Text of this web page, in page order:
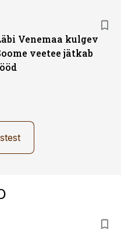
Venemaa kulgev
veetee jätkab